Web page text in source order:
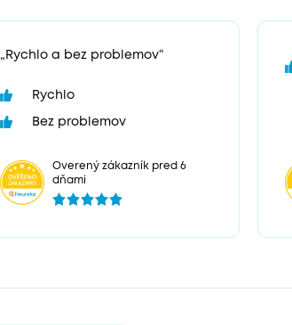
„Rychlo a bez problemov“
Rychlo
Bez problemov
Overený zákazník pred 6
dňami